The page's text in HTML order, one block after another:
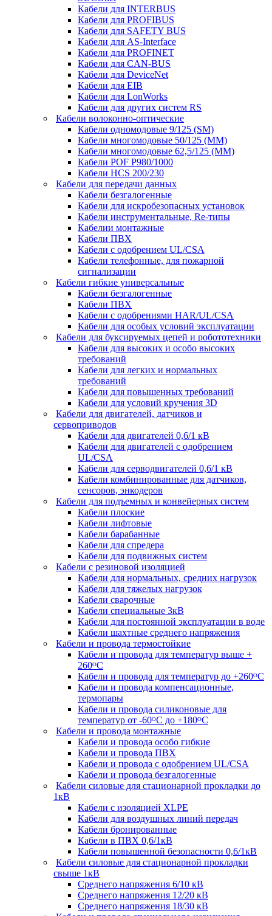
Кабели для INTERBUS
Кабели для PROFIBUS
Кабели для SAFETY BUS
Кабели для AS-Interface
Кабели для PROFINET
Кабели для CAN-BUS
Кабели для DeviceNet
Кабели для EIB
Кабели для LonWorks
Кабели для других систем RS
Кабели волоконно-оптические
Кабели одномодовые 9/125 (SM)
Кабели многомодовые 50/125 (ММ)
Кабели многомодовые 62,5/125 (ММ)
Кабели POF P980/1000
Кабели HCS 200/230
Кабели для передачи данных
Кабели безгалогенные
Кабели для искробезопасных установок
Кабели инструментальные, Re-типы
Кабелии монтажные
Кабели ПВХ
Кабели с одобрением UL/CSA
Кабели телефонные, для пожарной
сигнализации
Кабели гибкие универсальные
Кабели безгалогенные
Кабели ПВХ
Кабели с одобрениями HAR/UL/CSA
Кабели для особых условий эксплуатации
Кабели для буксируемых цепей и робототехники
Кабели для высоких и особо высоких
требований
Кабели для легких и нормальных
требований
Кабели для повышенных требований
Кабели для условий кручения 3D
Кабели для двигателей, датчиков и
сервоприводов
Кабели для двигателей 0,6/1 кВ
Кабели для двигателей с одобрением
UL/CSA
Кабели для серводвигателей 0,6/1 кВ
Кабели комбинированные для датчиков,
cенсоров, энкодеров
Кабели для подъемных и конвейерных систем
Кабели плоские
Кабели лифтовые
Кабели барабанные
Кабели для спредера
Кабели для подвижных систем
Кабели с резиновой изоляцией
Кабели для нормальных, средних нагрузок
Кабели для тяжелых нагрузок
Кабели сварочные
Кабели специальные 3кВ
Кабели для постоянной эксплуатации в воде
Кабели шахтные среднего напряжения
Кабели и провода термостойкие
Кабели и провода для температур выше +
260ᴼС
Кабели и провода для температур до +260ᴼС
Кабели и провода компенсационные,
термопары
Кабели и провода силиконовые для
температур от -60ᴼC до +180ᴼС
Кабели и провода монтажные
Кабели и провода особо гибкие
Кабели и провода ПВХ
Кабели и провода с одобрением UL/CSA
Кабели и провода безгалогенные
Кабели силовые для стационарной прокладки до
1кВ
Кабели c изоляцией XLPE
Кабели для воздушных линий передач
Кабели бронированные
Кабели в ПВХ 0,6/1кВ
Кабели повышенной безопасности 0,6/1кВ
Кабели силовые для стационарной прокладки
свыше 1кВ
Среднего напряжения 6/10 кВ
Среднего напряжения 12/20 кВ
Среднего напряжения 18/30 кВ